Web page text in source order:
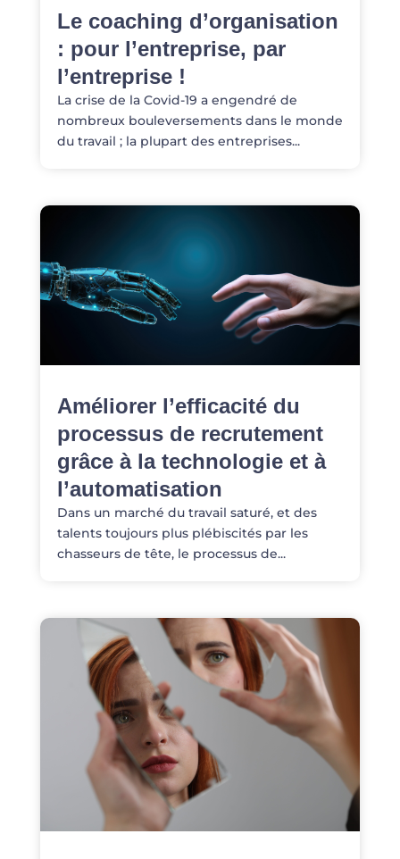
Le coaching d’organisation
: pour l’entreprise, par
l’entreprise !
La crise de la Covid-19 a engendré de
nombreux bouleversements dans le monde
du travail ; la plupart des entreprises...
Améliorer l’efficacité du
processus de recrutement
grâce à la technologie et à
l’automatisation
Dans un marché du travail saturé, et des
talents toujours plus plébiscités par les
chasseurs de tête, le processus de...